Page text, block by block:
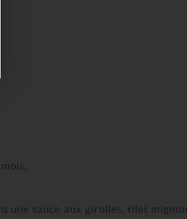
une sauce aux girolles, filet mignon